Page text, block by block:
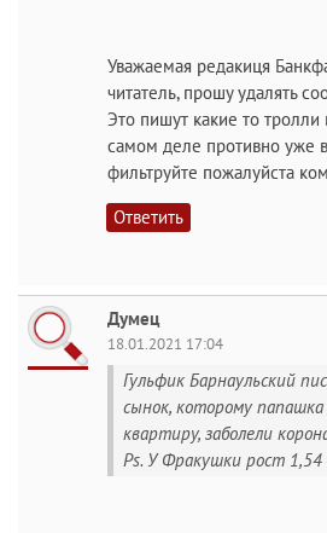
Уважаемая редакиця
читатель, прошу удалять
Это пишут какие то
самом деле противно уже
фильтруйте пожалуйста
Ответить
Думец
18.01.2021 17:04
Гульфик Барнаульский
сынок, которому
квартиру, заболели
Ps. У Фракушки рост 1,54